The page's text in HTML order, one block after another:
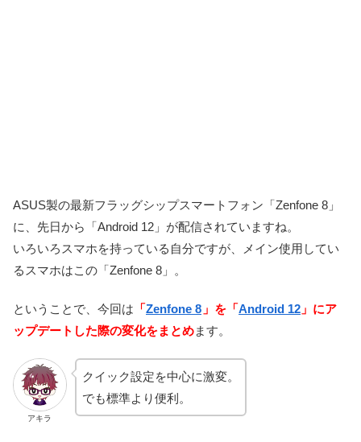
ASUS製の最新フラッグシップスマートフォン「Zenfone 8」
に、先日から「Android 12」が配信されていますね。
いろいろスマホを持っている自分ですが、メイン使用してい
るスマホはこの「Zenfone 8」。
ということで、今回は 「Zenfone 8 」を「Android 12 」にア
ップデートした際の変化をまとめます。
アキラ
クイック設定を中心に激変。
でも標準より便利。